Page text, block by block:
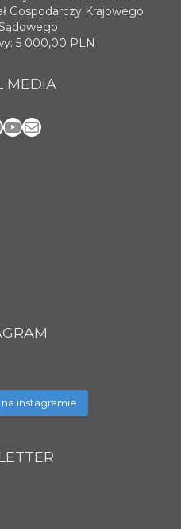
Gospodarczy Krajowego
5 000,00 PLN
MEDIA
YouTube
Mail
instagramie